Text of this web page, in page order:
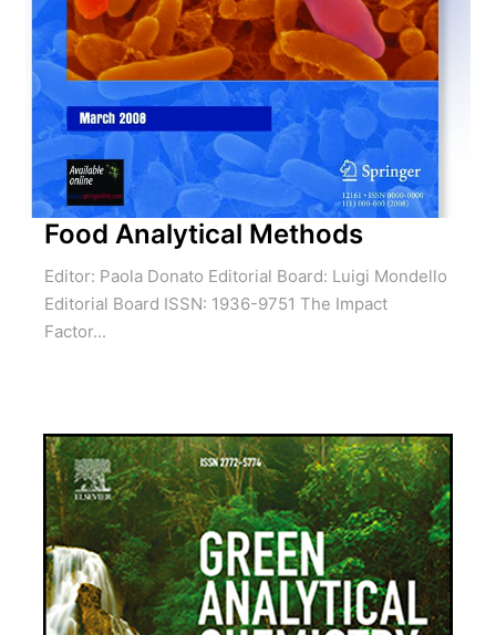
Food Analytical Methods
Editor: Paola Donato Editorial Board: Luigi Mondello
Editorial Board ISSN: 1936-9751 The Impact
Factor...